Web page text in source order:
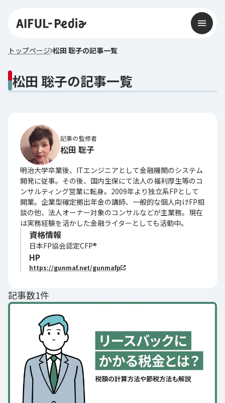
トップページ 松田 聡子の記事一覧
松田 聡子の記事一覧
記事の監修者
松田 聡子
明治大学卒業後、ITエンジニアとして金融機関のシステム
開発に従事。その後、国内生保にて法人の福利厚生等のコ
ンサルティング営業に転身。2009年より独立系FPとして
開業。企業型確定拠出年金の講師、一般的な個人向けFP相
談の他、法人オーナー対象のコンサルなどが主業務。現在
は実務経験を活かした金融ライターとしても活動中。
資格情報
日本FP協会認定CFP®
HP
https://gunmaf.net/gunmafp
記事数1件